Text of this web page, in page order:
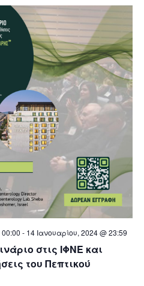
στις ΙΦΝΕ και
του Πεπτικού
- 14 Ιανουαρίου, 2024 @ 23:59